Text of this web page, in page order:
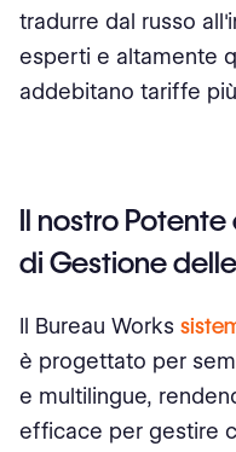
tradurre dal russo
esperti e altamente
addebitano tariffe
Il nostro
di Gestione
Il Bureau Works
è progettato per
e multilingue,
efficace per gestire